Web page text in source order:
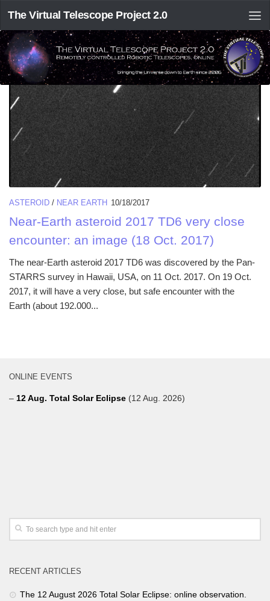
The Virtual Telescope Project 2.0
TAGGED:2017 TD6
ASTEROID / NEAR EARTH 10/18/2017
Near-Earth asteroid 2017 TD6 very close
encounter: an image (18 Oct. 2017)
The near-Earth asteroid 2017 TD6 was discovered by the Pan-
STARRS survey in Hawaii, USA, on 11 Oct. 2017. On 19 Oct.
2017, it will have a very close, but safe encounter with the
Earth (about 192.000...
ONLINE EVENTS
– 12 Aug. Total Solar Eclipse (12 Aug. 2026)
RECENT ARTICLES
The 12 August 2026 Total Solar Eclipse: online observation.